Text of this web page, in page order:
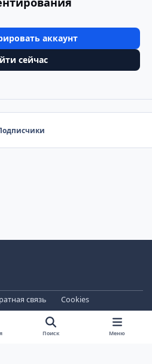
аккаунт
сейчас
связь
Cookies
на IPBSkins.ru
Invision Community
Поиск Меню